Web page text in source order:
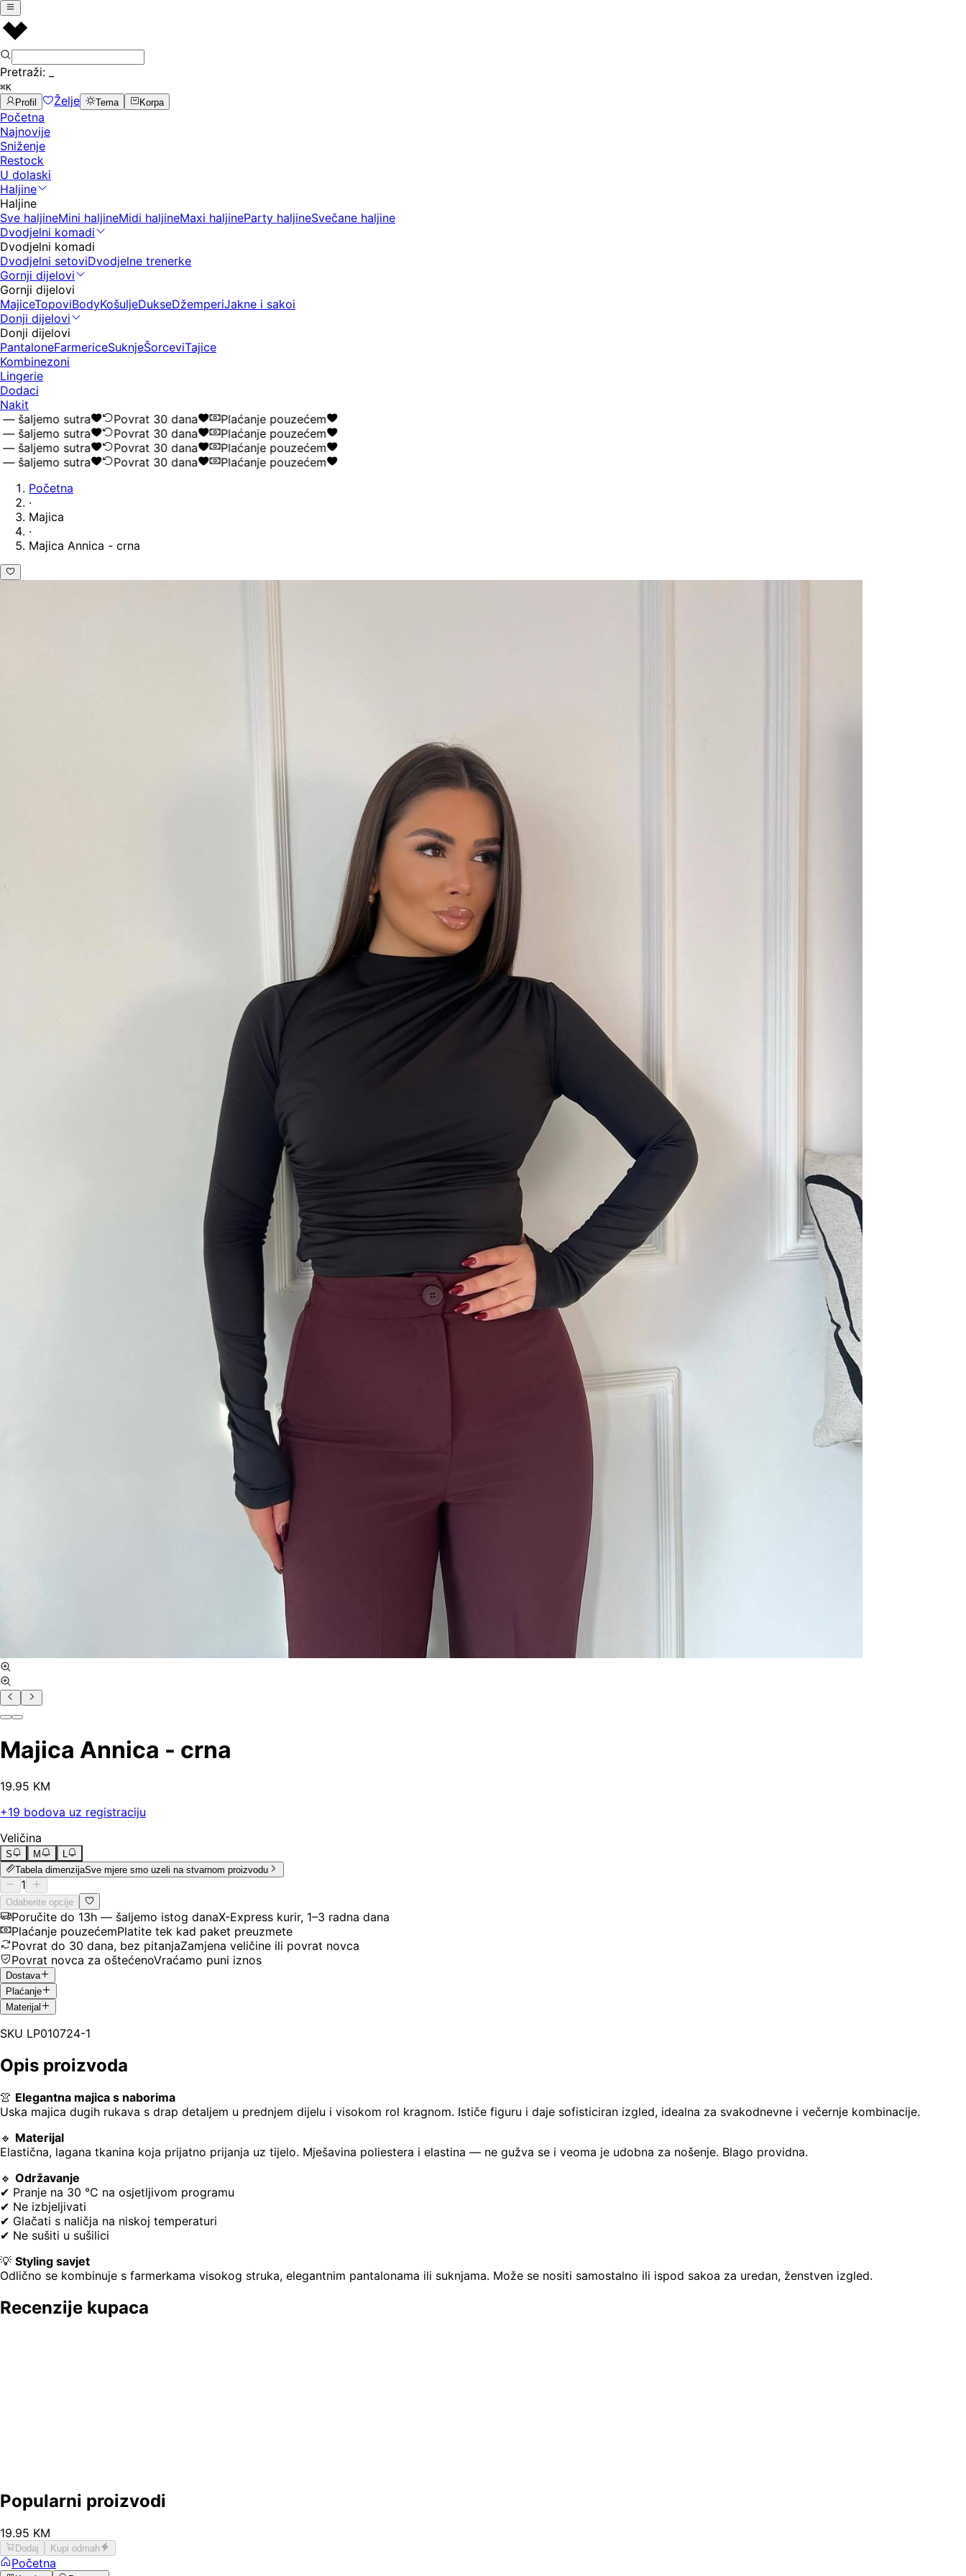
Pretraži:
⌘K
Profil
Želje Tema Korpa
Početna
Najnovije
Sniženje
Restock
U dolaski
Haljine
Haljine
Sve haljineMini haljineMidi haljineMaxi haljineParty haljineSvečane haljine
Dvodjelni komadi
Dvodjelni komadi
Dvodjelni setoviDvodjelne trenerke
Gornji dijelovi
Gornji dijelovi
MajiceTopoviBodyKošuljeDukseDžemperiJakne i sakoi
Donji dijelovi
Donji dijelovi
PantaloneFarmericeSuknjeŠorceviTajice
Kombinezoni
Lingerie
Dodaci
Nakit
sutra
Povrat 30 dana
Plaćanje pouzećem
sutra
Povrat 30 dana
Plaćanje pouzećem
sutra
Povrat 30 dana
Plaćanje pouzećem
sutra
Povrat 30 dana
Plaćanje pouzećem
Početna
·
Majica
·
Majica Annica - crna
Majica Annica - crna
19.95 KM
+19 bodova uz registraciju
Veličina
S M
L
Tabela dimenzijaSve mjere smo uzeli na stvarnom proizvodu
1
Odaberite opcije
Poručite do 13h — šaljemo istog danaX-Express kurir, 1–3 radna dana
Plaćanje pouzećemPlatite tek kad paket preuzmete
Povrat do 30 dana, bez pitanjaZamjena veličine ili povrat novca
Povrat novca za oštećenoVraćamo puni iznos
Dostava
Plaćanje
Materijal
SKU LP010724-1
Opis proizvoda
👚 Elegantna majica s naborima
Uska majica dugih rukava s drap detaljem u prednjem dijelu i visokom rol kragnom. Ističe figuru i daje sofisticiran izgled, idealna za svakodnevne i večernje kombinacije.
🔹 Materijal
Elastična, lagana tkanina koja prijatno prijanja uz tijelo. Mješavina poliestera i elastina — ne gužva se i veoma je udobna za nošenje. Blago providna.
🔹 Održavanje
✔ Pranje na 30 °C na osjetljivom programu
✔ Ne izbjeljivati
✔ Glačati s naličja na niskoj temperaturi
✔ Ne sušiti u sušilici
💡 Styling savjet
Odlično se kombinuje s farmerkama visokog struka, elegantnim pantalonama ili suknjama. Može se nositi samostalno ili ispod sakoa za uredan, ženstven izgled.
Recenzije kupaca
Popularni proizvodi
19.95 KM
Dodaj Kupi odmah
Početna